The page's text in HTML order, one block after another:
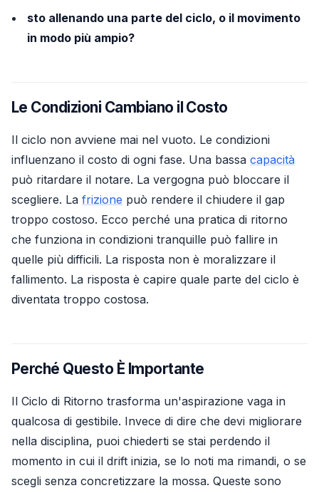
sto allenando una parte del ciclo, o il movimento
in modo più ampio?
Le Condizioni Cambiano il Costo
Il ciclo non avviene mai nel vuoto. Le condizioni
influenzano il costo di ogni fase. Una bassa capacità
può ritardare il notare. La vergogna può bloccare il
scegliere. La frizione può rendere il chiudere il gap
troppo costoso. Ecco perché una pratica di ritorno
che funziona in condizioni tranquille può fallire in
quelle più difficili. La risposta non è moralizzare il
fallimento. La risposta è capire quale parte del ciclo è
diventata troppo costosa.
Perché Questo È Importante
Il Ciclo di Ritorno trasforma un'aspirazione vaga in
qualcosa di gestibile. Invece di dire che devi migliorare
nella disciplina, puoi chiederti se stai perdendo il
momento in cui il drift inizia, se lo noti ma rimandi, o se
scegli senza concretizzare la mossa. Queste sono